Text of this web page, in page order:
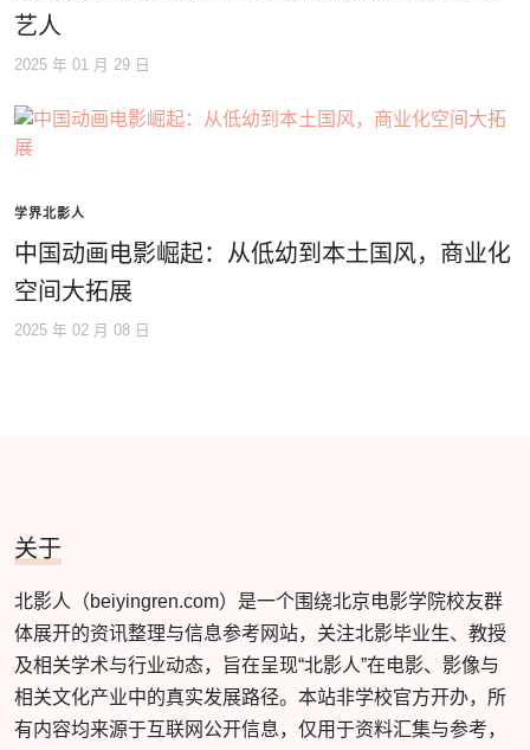
艺人
2025 年 01 月 29 日
学界北影人
中国动画电影崛起：从低幼到本土国风，商业化
空间大拓展
2025 年 02 月 08 日
关于
北影人（beiyingren.com）是一个围绕北京电影学院校友群
体展开的资讯整理与信息参考网站，关注北影毕业生、教授
及相关学术与行业动态，旨在呈现“北影人”在电影、影像与
相关文化产业中的真实发展路径。本站非学校官方开办，所
有内容均来源于互联网公开信息，仅用于资料汇集与参考，